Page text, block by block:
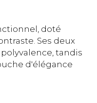
doté
Ses deux
tandis
d'élégance